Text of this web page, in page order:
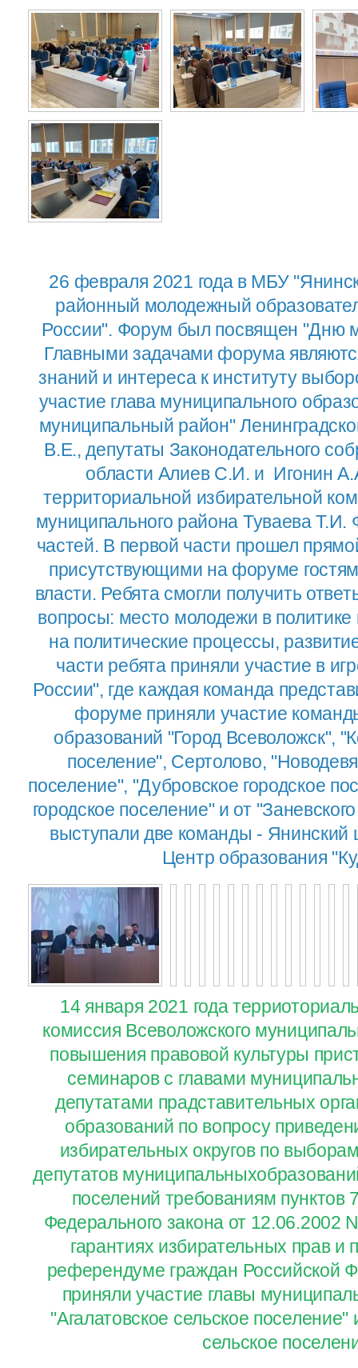
26 февраля 2021 года в МБУ
районный молодежный
России". Форум был посвящен "Дню
Главными задачами форума
знаний и интереса к институту
участие глава муниципального
муниципальный район"
В.Е., депутаты Законодательного
области Алиев С.И. и Игонин
территориальной избирательной
муниципального района Туваева Т.И.
частей. В первой части прошел
присутствующими на форуме
власти. Ребята смогли получить
вопросы: место молодежи в политике
на политические процессы,
части ребята приняли участие в
России", где каждая команда
форуме приняли участие
образований "Город Всеволожск",
поселение", Сертолово,
поселение", "Дубровское городское
городское поселение" и от
выступали две команды - Янинский
Центр образования
14 января 2021 года
комиссия Всеволожского
повышения правовой культуры
семинаров с главами
депутатами прадставительных
образований по вопросу
избирательных округов по
депутатов
поселений требованиям пунктов
Федерального закона от
гарантиях избирательных прав и
референдуме граждан Российской
приняли участие главы
"Агалатовское сельское
сельское